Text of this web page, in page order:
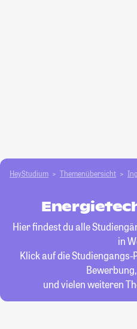
HeyStudium Themenübersicht
Hier findest du alle
in
Klick auf die
und vielen weiteren